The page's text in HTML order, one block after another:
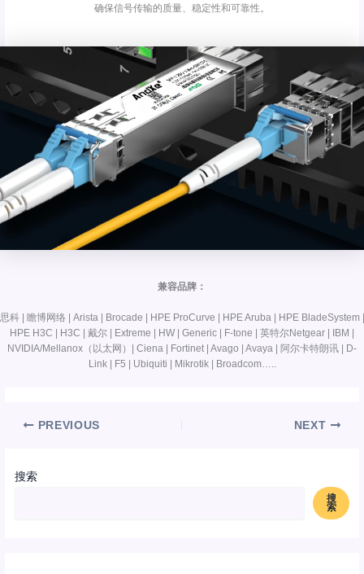
搜索
搜
索
确保信号传输的质量、稳定性和可靠性。
兼容品牌：
思科 | 瞻博网络 | Arista | Brocade | HPE ProCurve | HPE Aruba | HPE BladeSystem |
HPE H3C | H3C | 戴尔 | Extreme | HW | Generic | F-tone | 英特尔Netgear | IBM |
NVIDIA/Mellanox（以太网）| Ciena | Fortinet | Avago | Avaya | 阿尔卡特朗讯 | D-
Link | F5 | Ubiquiti | Mikrotik | Broadcom…..
PREVIOUS NEXT